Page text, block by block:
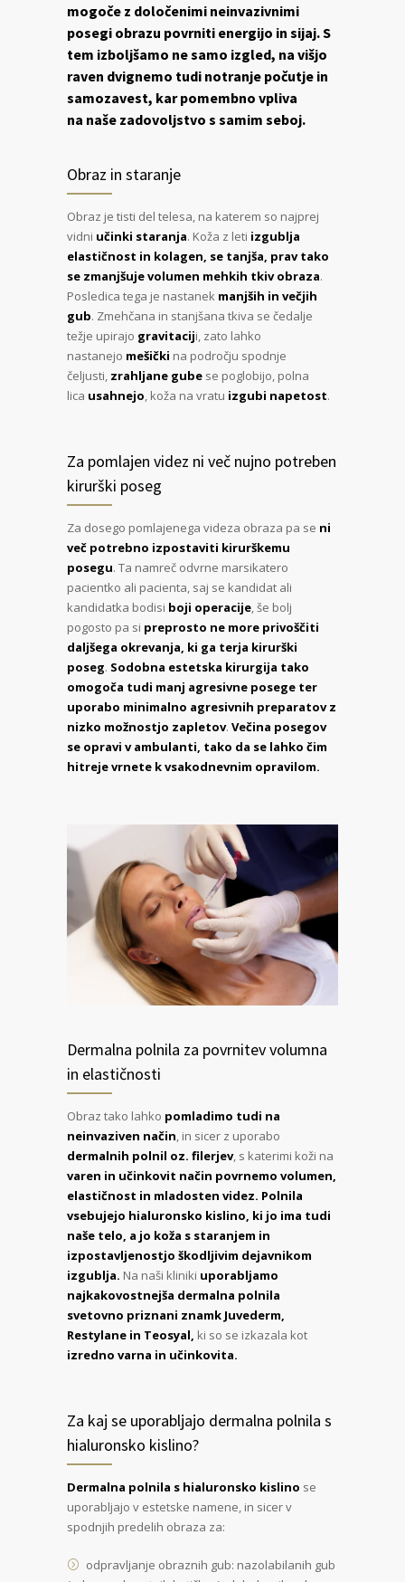
mogoče z določenimi neinvazivnimi
posegi obrazu povrniti energijo in sijaj. S
tem izboljšamo ne samo izgled, na višjo
raven dvignemo tudi notranje počutje in
samozavest, kar pomembno vpliva
na naše zadovoljstvo s samim seboj.
Obraz in staranje
Obraz je tisti del telesa, na katerem so najprej
vidni učinki staranja. Koža z leti izgublja
elastičnost in kolagen, se tanjša, prav tako
se zmanjšuje volumen mehkih tkiv obraza.
Posledica tega je nastanek manjših in večjih
gub. Zmehčana in stanjšana tkiva se čedalje
težje upirajo gravitaciji, zato lahko
nastanejo mešički na področju spodnje
čeljusti, zrahljane gube se poglobijo, polna
lica usahnejo, koža na vratu izgubi napetost.
Za pomlajen videz ni več nujno potreben
kirurški poseg
Za dosego pomlajenega videza obraza pa se ni
več potrebno izpostaviti kirurškemu
posegu. Ta namreč odvrne marsikatero
pacientko ali pacienta, saj se kandidat ali
kandidatka bodisi boji operacije, še bolj
pogosto pa si preprosto ne more privoščiti
daljšega okrevanja, ki ga terja kirurški
poseg. Sodobna estetska kirurgija tako
omogoča tudi manj agresivne posege ter
uporabo minimalno agresivnih preparatov z
nizko možnostjo zapletov. Večina posegov
se opravi v ambulanti, tako da se lahko čim
hitreje vrnete k vsakodnevnim opravilom.
Dermalna polnila za povrnitev volumna
in elastičnosti
Obraz tako lahko pomladimo tudi na
neinvaziven način, in sicer z uporabo
dermalnih polnil oz. filerjev, s katerimi koži na
varen in učinkovit način povrnemo volumen,
elastičnost in mladosten videz. Polnila
vsebujejo hialuronsko kislino, ki jo ima tudi
naše telo, a jo koža s staranjem in
izpostavljenostjo škodljivim dejavnikom
izgublja. Na naši kliniki uporabljamo
najkakovostnejša dermalna polnila
svetovno priznani znamk Juvederm,
Restylane in Teosyal, ki so se izkazala kot
izredno varna in učinkovita.
Za kaj se uporabljajo dermalna polnila s
hialuronsko kislino?
Dermalna polnila s hialuronsko kislino se
uporabljajo v estetske namene, in sicer v
spodnjih predelih obraza za:
odpravljanje obraznih gub: nazolabilanih gub